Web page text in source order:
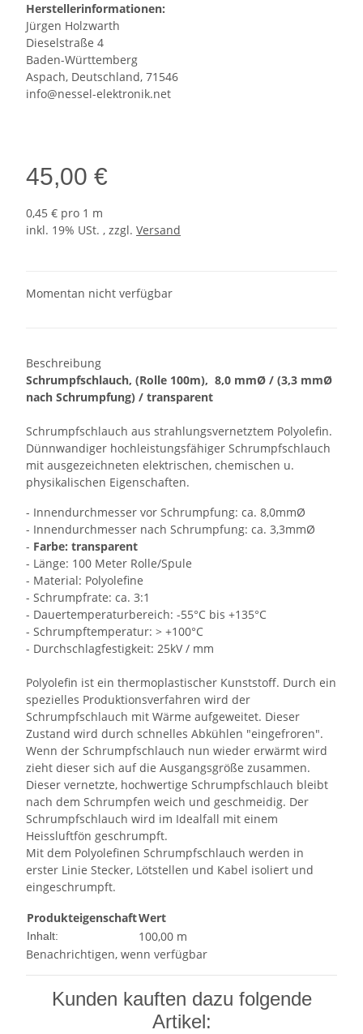
Herstellerinformationen:
Jürgen Holzwarth
Dieselstraße 4
Baden-Württemberg
Aspach, Deutschland, 71546
info@nessel-elektronik.net
45,00 €
0,45 € pro 1 m
inkl. 19% USt. , zzgl. Versand
Momentan nicht verfügbar
Beschreibung
Schrumpfschlauch, (Rolle 100m), 8,0 mmØ / (3,3 mmØ
nach Schrumpfung) / transparent
Schrumpfschlauch aus strahlungsvernetztem Polyolefin.
Dünnwandiger hochleistungsfähiger Schrumpfschlauch
mit ausgezeichneten elektrischen, chemischen u.
physikalischen Eigenschaften.
- Innendurchmesser vor Schrumpfung: ca. 8,0mmØ
- Innendurchmesser nach Schrumpfung: ca. 3,3mmØ
- Farbe: transparent
- Länge: 100 Meter Rolle/Spule
- Material: Polyolefine
- Schrumpfrate: ca. 3:1
- Dauertemperaturbereich: -55°C bis +135°C
- Schrumpftemperatur: > +100°C
- Durchschlagfestigkeit: 25kV / mm
Polyolefin ist ein thermoplastischer Kunststoff. Durch ein
spezielles Produktionsverfahren wird der
Schrumpfschlauch mit Wärme aufgeweitet. Dieser
Zustand wird durch schnelles Abkühlen "eingefroren".
Wenn der Schrumpfschlauch nun wieder erwärmt wird
zieht dieser sich auf die Ausgangsgröße zusammen.
Dieser vernetzte, hochwertige Schrumpfschlauch bleibt
nach dem Schrumpfen weich und geschmeidig. Der
Schrumpfschlauch wird im Idealfall mit einem
Heissluftfön geschrumpft.
Mit dem Polyolefinen Schrumpfschlauch werden in
erster Linie Stecker, Lötstellen und Kabel isoliert und
eingeschrumpft.
ProdukteigenschaftWert
Inhalt:
100,00 m
Benachrichtigen, wenn verfügbar
Kunden kauften dazu folgende
Artikel: